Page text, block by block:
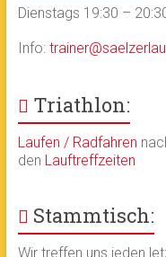
Dienstags 19:30 –
Info:
Triathlon:
Laufen / Radfahren
den Lauftreffzeiten
Stammtisch:
Wir treffen uns jeden